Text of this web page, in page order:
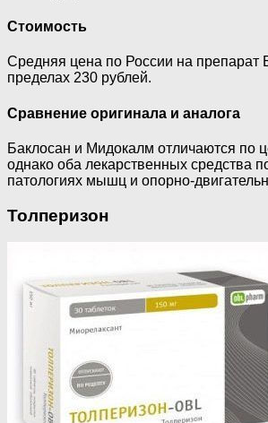
Стоимость
Средняя цена по России на препарат
пределах 230 рублей.
Сравнение оригинала и аналога
Баклосан и Мидокалм отличаются по
однако оба лекарственных средства
патологиях мышц и опорно-
Толперизон